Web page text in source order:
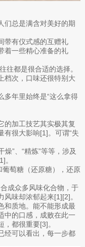
们总是满含对美好的期
带有仪式感的互赠礼
一些精心准备的礼
往都是很合适的选择。
档次，口味还很特别大
多年里始终是“这么拿得
的加工技艺其实极其复
有很大影响[1]。可谓“失
燥”、“精炼”等等，涉及
。
葡萄糖（还原糖），还原
成众多风味化合物，于
味却浓郁起来[1][2]。
和质地。能不能形成最
中的口感，成败在此一
都很重要[3]。
经可以看出，每一步都